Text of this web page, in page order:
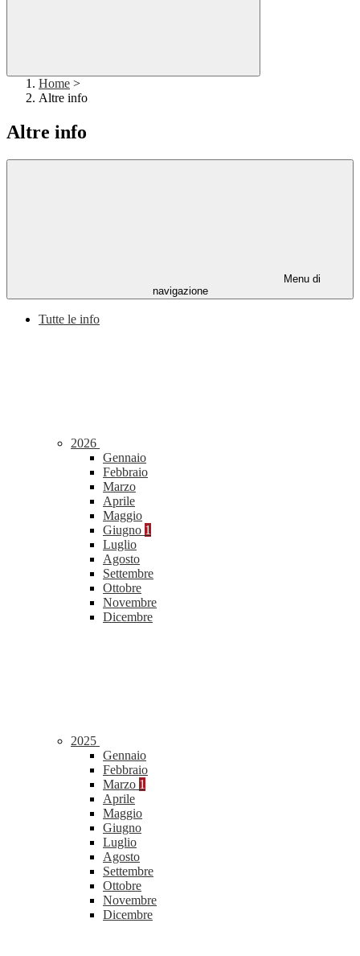
Home >
Altre info
Altre info
Menu di
navigazione
Tutte le info
2026
Gennaio
Febbraio
Marzo
Aprile
Maggio
Giugno 1
Luglio
Agosto
Settembre
Ottobre
Novembre
Dicembre
2025
Gennaio
Febbraio
Marzo 1
Aprile
Maggio
Giugno
Luglio
Agosto
Settembre
Ottobre
Novembre
Dicembre